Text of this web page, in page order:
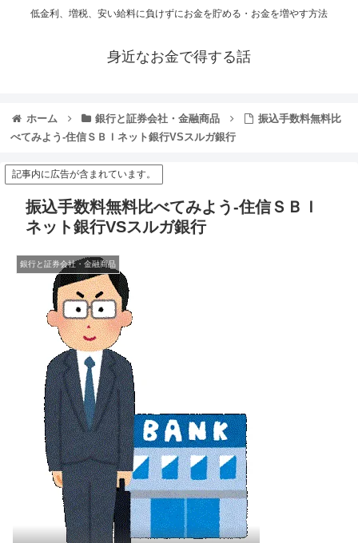
低金利、増税、安い給料に負けずにお金を貯める・お金を増やす方法
身近なお金で得する話
ホーム 銀行と証券会社・金融商品
振込手数料無料比
べてみよう-住信ＳＢＩネット銀行VSスルガ銀行
記事内に広告が含まれています。
振込手数料無料比べてみよう-住信ＳＢＩ
ネット銀行VSスルガ銀行
銀行と証券会社・金融商品